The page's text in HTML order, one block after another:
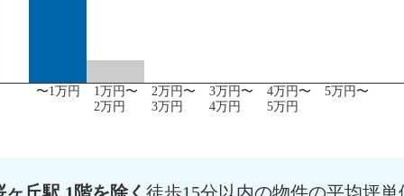
〜1万円
1万円〜
2万円
2万円〜
3万円
3万円〜
4万円
4万円〜
5万円
5万円〜